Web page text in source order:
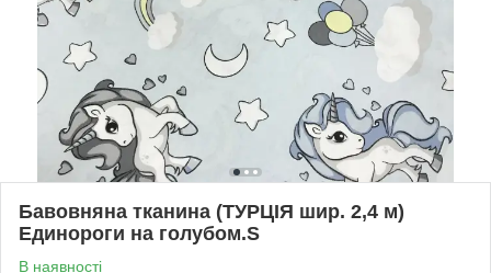
Бавовняна тканина (ТУРЦІЯ шир. 2,4 м)
Единороги на голубом.S
В наявності